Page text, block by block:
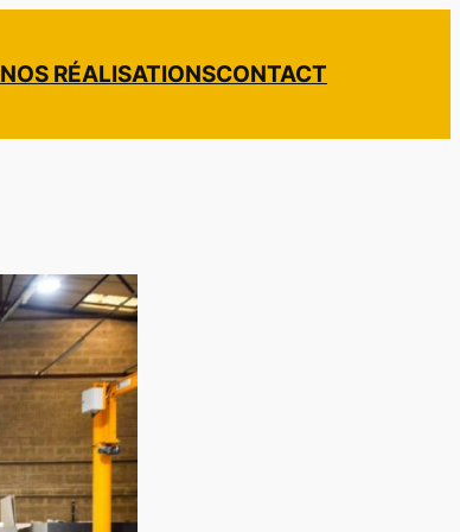
NOS RÉALISATIONSCONTACT